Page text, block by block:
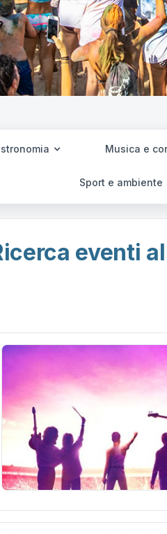
Musica e
Sport e ambiente
eventi